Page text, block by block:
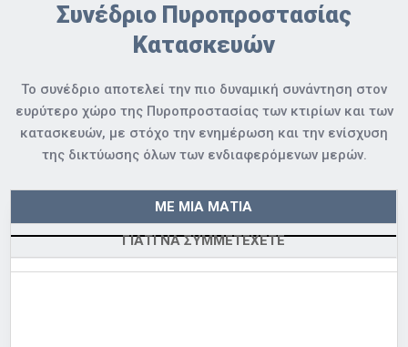
Συνέδριο Πυροπροστασίας
Κατασκευών
Το συνέδριο αποτελεί την πιο δυναμική συνάντηση στον
ευρύτερο χώρο της Πυροπροστασίας των κτιρίων και των
κατασκευών, με στόχο την ενημέρωση και την ενίσχυση
της δικτύωσης όλων των ενδιαφερόμενων μερών.
ΜΕ ΜΙΑ ΜΑΤΙΑ
ΓΙΑΤΙ ΝΑ ΣΥΜΜΕΤΕΧΕΤΕ